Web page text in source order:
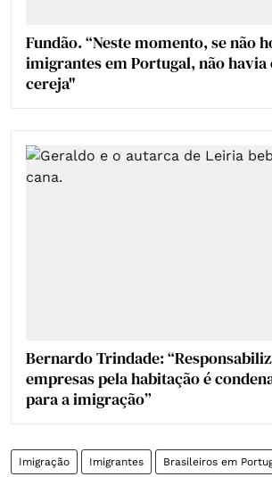
Fundão. “Neste momento, se não
imigrantes em Portugal, não havia
cereja"
Bernardo Trindade:
empresas pela habitação é
para a imigração”
Imigração Imigrantes Brasileiros em